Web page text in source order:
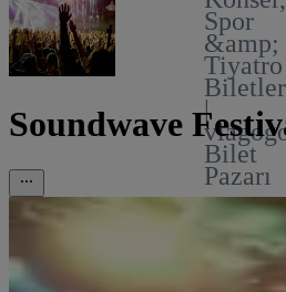
Spor
&amp;
Tiyatro
|
Bilet
Pazarı
Soundwave